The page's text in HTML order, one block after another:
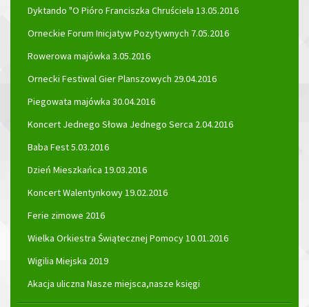
Dyktando "O Pióro Franciszka Chruściela 13.05.2016
Orneckie Forum Inicjatyw Pozytywnych 7.05.2016
Rowerowa majówka 3.05.2016
Ornecki Festiwal Gier Planszowych 29.04.2016
Piegowata majówka 30.04.2016
Koncert Jednego Słowa Jednego Serca 2.04.2016
Baba Fest 5.03.2016
Dzień Mieszkańca 19.03.2016
Koncert Walentynkowy 19.02.2016
Ferie zimowe 2016
Wielka Orkiestra Świątecznej Pomocy 10.01.2016
Wigilia Miejska 2019
Akacja uliczna Nasze miejsca,nasze księgi